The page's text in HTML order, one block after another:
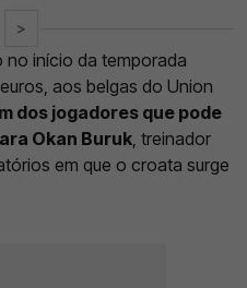
>
início da temporada
aos belgas do Union
dos jogadores que pode
Okan Buruk, treinador
em que o croata surge